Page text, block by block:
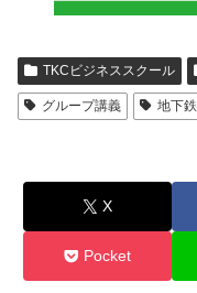
TKCビジネススクール
グループ講義 地下鉄
X
Pocket